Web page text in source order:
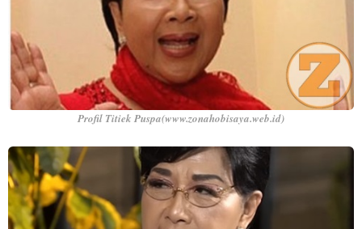
Profil Titiek Puspa(www.zonahobisaya.web.id)